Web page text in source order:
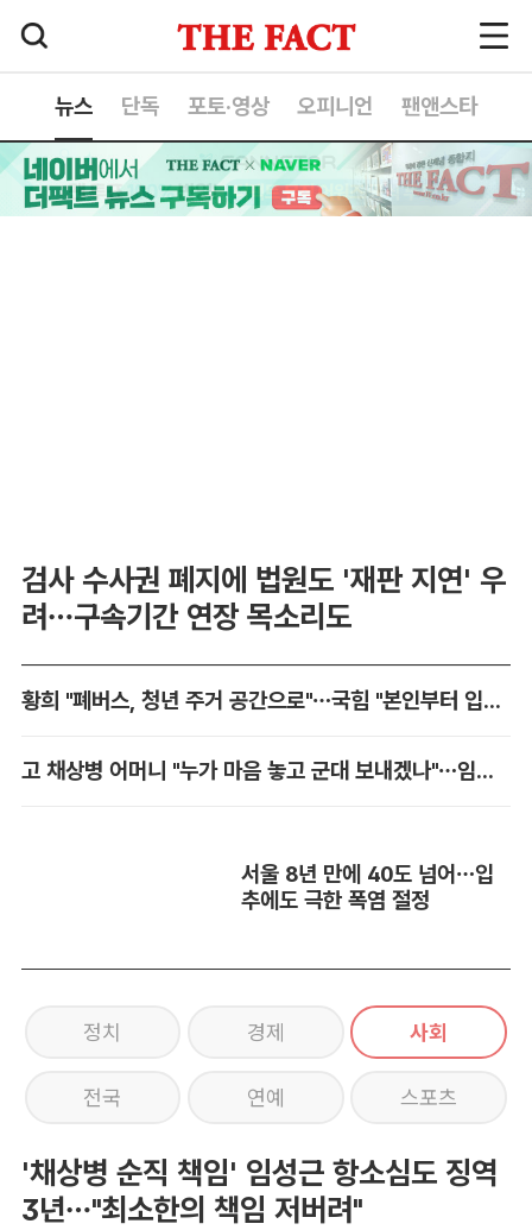
뉴스 단독 포토·영상 오피니언 팬앤스타
검사 수사권 폐지에 법원도 '재판 지연' 우
려…구속기간 연장 목소리도
황희 "폐버스, 청년 주거 공간으로"…국힘 "본인부터 입주하라"
고 채상병 어머니 "누가 마음 놓고 군대 보내겠나"…임성근 징역 3년에 분통
서울 8년 만에 40도 넘어…입
추에도 극한 폭염 절정
정치 경제 사회
전국 연예 스포츠
'채상병 순직 책임' 임성근 항소심도 징역
3년…"최소한의 책임 저버려"